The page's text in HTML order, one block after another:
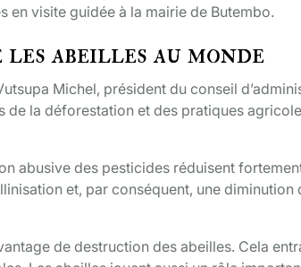
en visite guidée à la mairie de Butembo.
abeilles au monde
Michel, président du conseil
de la déforestation et des pratiques
abusive des pesticides réduisent
et, par conséquent, une diminution
de destruction des abeilles. Cela